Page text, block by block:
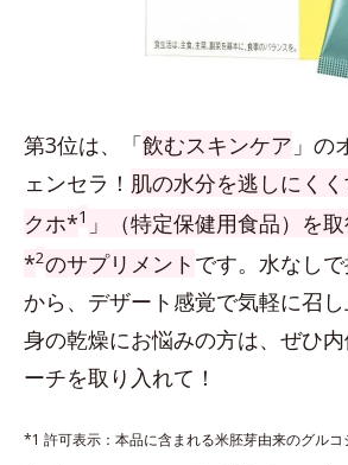
第3位は、「飲むスキンケア 」の
ェンセラ！ 肌の水分を逃しにく
クホ*1 」（特定保健用食品）を
*2のサプリメント です。水なし
から、デザート感覚で気軽に召
身の乾燥にお悩みの方は、ぜひ
ーチを取り入れて！
*1 許可表示：本品に含まれる米胚芽由来のグル